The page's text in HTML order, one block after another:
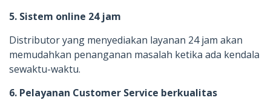
5. Sistem online 24 jam
Distributor yang menyediakan layanan 24 jam akan
memudahkan penanganan masalah ketika ada kendala
sewaktu-waktu.
6. Pelayanan Customer Service berkualitas